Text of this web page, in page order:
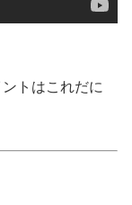
トはこれだに